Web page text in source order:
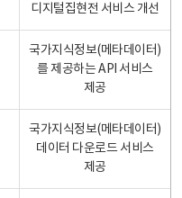
디지털집현전 서비스 개선
국가지식정보(메타데이터)
를 제공하는 API 서비스
제공
국가지식정보(메타데이터)
데이터 다운로드 서비스
제공